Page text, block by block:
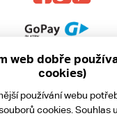
Obchodní podmínky
web dobře
cookies)
používání webu
cookies. Souhlas